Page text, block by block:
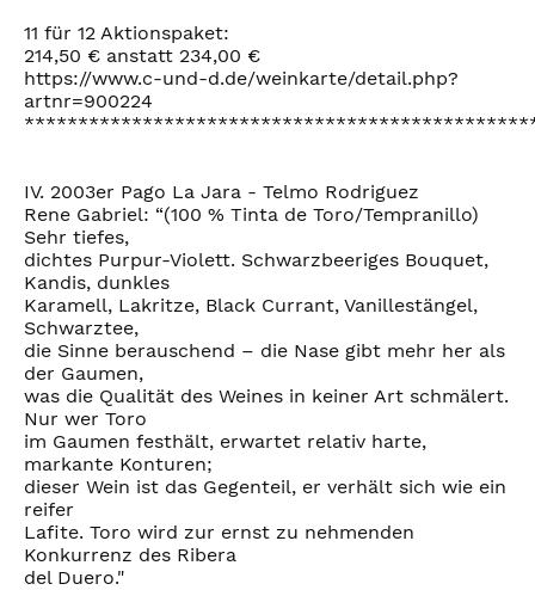
11 für 12 Aktionspaket:
214,50 € anstatt 234,00 €
https://www.c-und-d.de/weinkarte/detail.php?
artnr=900224
IV. 2003er Pago La Jara - Telmo Rodriguez
Rene Gabriel: “(100 % Tinta de Toro/Tempranillo)
Sehr tiefes,
dichtes Purpur-Violett. Schwarzbeeriges Bouquet,
Kandis, dunkles
Karamell, Lakritze, Black Currant, Vanillestängel,
Schwarztee,
die Sinne berauschend – die Nase gibt mehr her als
der Gaumen,
was die Qualität des Weines in keiner Art schmälert.
Nur wer Toro
im Gaumen festhält, erwartet relativ harte,
markante Konturen;
dieser Wein ist das Gegenteil, er verhält sich wie ein
reifer
Lafite. Toro wird zur ernst zu nehmenden
Konkurrenz des Ribera
del Duero."